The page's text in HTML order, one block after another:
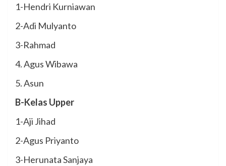
1-Hendri Kurniawan
2-Adi Mulyanto
3-Rahmad
4. Agus Wibawa
5. Asun
B-Kelas Upper
1-Aji Jihad
2-Agus Priyanto
3-Herunata Sanjaya